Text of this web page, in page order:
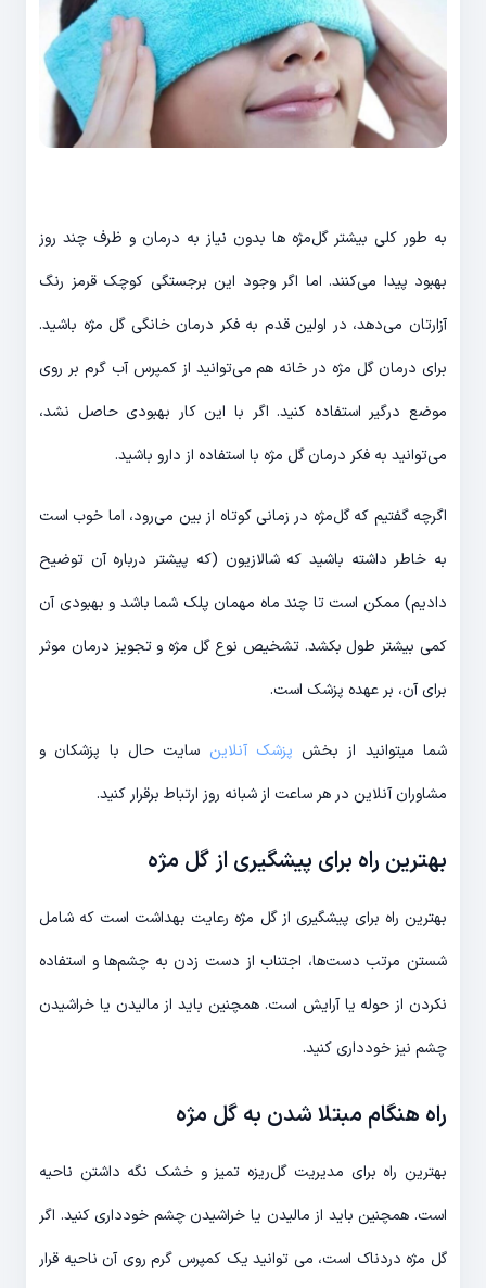
به طور کلی بیشتر گل‌مژه ها بدون نیاز به درمان و ظرف چند روز
بهبود پیدا می‌کنند. اما اگر وجود این برجستگی کوچک قرمز رنگ
آزارتان می‌دهد، در اولین قدم به فکر درمان خانگی گل مژه باشید.
برای درمان گل مژه در خانه هم می‌توانید از کمپرس آب گرم بر روی
موضع درگیر استفاده کنید. اگر با این کار بهبودی حاصل نشد،
می‌توانید به فکر درمان گل مژه با استفاده از دارو باشید.
اگرچه گفتیم که گل‌مژه در زمانی کوتاه از بین می‌رود، اما خوب است
به خاطر داشته باشید که شالازیون (که پیشتر درباره آن توضیح
دادیم) ممکن است تا چند ماه مهمان پلک شما باشد و بهبودی آن
کمی بیشتر طول بکشد. تشخیص نوع گل مژه و تجویز درمان موثر
برای آن، بر عهده پزشک است.
شما میتوانید از بخش پزشک آنلاین سایت حال با پزشکان و
مشاوران آنلاین در هر ساعت از شبانه روز ارتباط برقرار کنید.
بهترین راه برای پیشگیری از گل مژه
بهترین راه برای پیشگیری از گل مژه رعایت بهداشت است که شامل
شستن مرتب دست‌ها، اجتناب از دست زدن به چشم‌ها و استفاده
نکردن از حوله یا آرایش است. همچنین باید از مالیدن یا خراشیدن
چشم نیز خودداری کنید.
راه هنگام مبتلا شدن به گل مژه
بهترین راه برای مدیریت گل‌ریزه تمیز و خشک نگه داشتن ناحیه
است. همچنین باید از مالیدن یا خراشیدن چشم خودداری کنید. اگر
گل مژه دردناک است، می توانید یک کمپرس گرم روی آن ناحیه قرار